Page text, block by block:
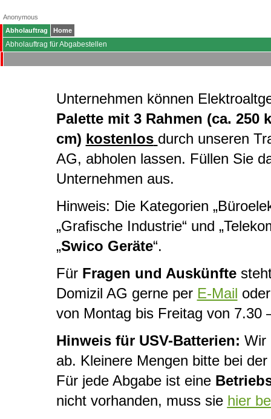
Anonymous
Abholauftrag
Home
Abholauftrag für Abgabestellen
Unternehmen können
Palette mit 3 Rahmen (ca. 250
cm) kostenlos durch unseren
AG, abholen lassen. Füllen Sie
Unternehmen aus.
Hinweis: Die Kategorien
„Grafische Industrie“ und
„Swico Geräte“.
Für Fragen und Auskünfte
Domizil AG gerne per E-Mail
von Montag bis Freitag von 7.30
Hinweis für USV-Batterien: Wir
ab. Kleinere Mengen bitte bei
Für jede Abgabe ist eine
nicht vorhanden, muss sie hier